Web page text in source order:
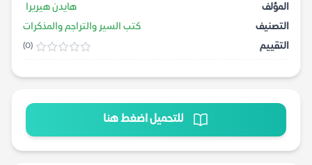
المؤلف
هايدن هيريرا
التصنيف
كتب السير والتراجم والمذكرات
التقييم
(0)
للتحميل اضغط هنا